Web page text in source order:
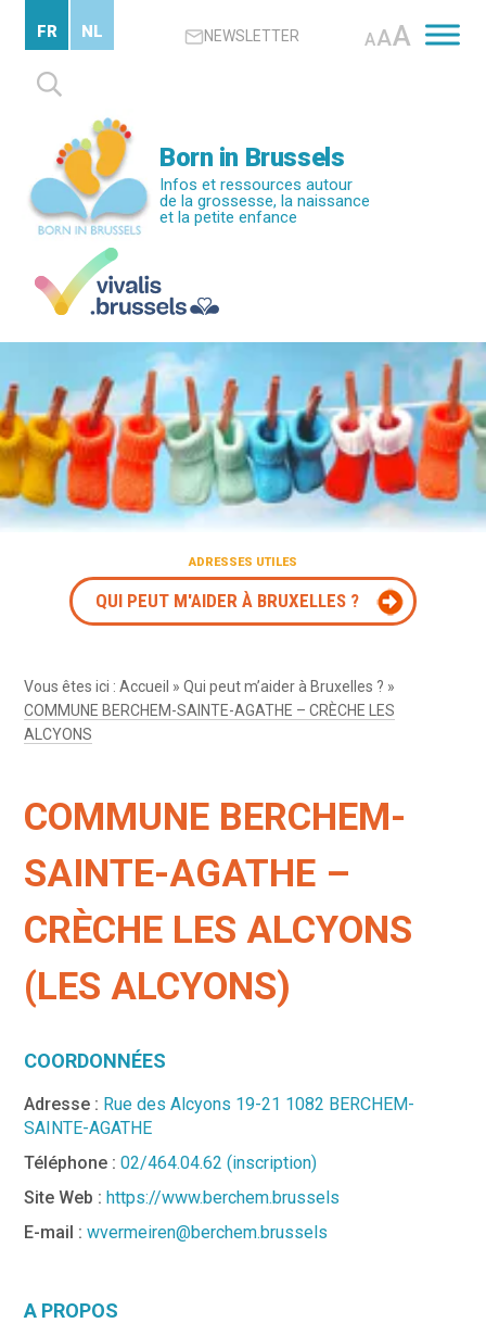
contenu
principal
NEWSLETTER AAA
Rechercher :
FR NL
Born in Brussels
Infos et ressources autour
de la grossesse, la naissance
et la petite enfance
ADRESSES UTILES
QUI PEUT M'AIDER À BRUXELLES ?
Vous êtes ici :Accueil »Qui peut m’aider à Bruxelles ? »
COMMUNE BERCHEM-SAINTE-AGATHE – CRÈCHE LES
ALCYONS
COMMUNE BERCHEM-
SAINTE-AGATHE –
CRÈCHE LES ALCYONS
(LES ALCYONS)
COORDONNÉES
Adresse : Rue des Alcyons 19-21 1082 BERCHEM-
SAINTE-AGATHE
Téléphone :02/464.04.62 (inscription)
Site Web : https://www.berchem.brussels
E-mail : wvermeiren@berchem.brussels
A PROPOS